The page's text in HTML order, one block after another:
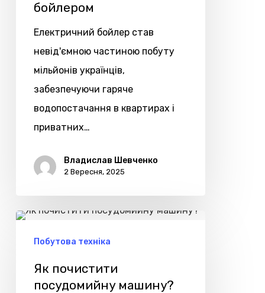
бойлером
Електричний бойлер став
невід'ємною частиною побуту
мільйонів українців,
забезпечуючи гаряче
водопостачання в квартирах і
приватних…
Владислав Шевченко
2 Вересня, 2025
Як
почистити
машину?
Побутова техніка
Як почистити
посудомийну машину?